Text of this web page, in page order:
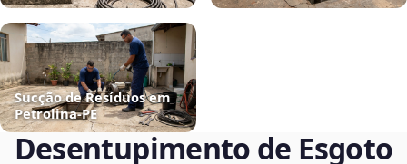
Sucção de Resíduos em
Petrolina‑PE
Desentupimento de Esgoto